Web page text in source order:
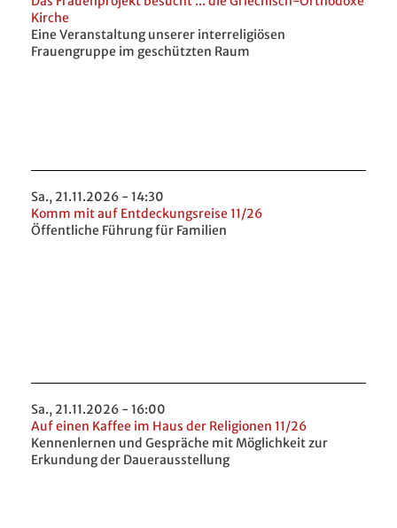
Kirche
Eine Veranstaltung unserer interreligiösen
Frauengruppe im geschützten Raum
Sa., 21.11.2026 - 14:30
Komm mit auf Entdeckungsreise 11/26
Öffentliche Führung für Familien
Sa., 21.11.2026 - 16:00
Auf einen Kaffee im Haus der Religionen 11/26
Kennenlernen und Gespräche mit Möglichkeit zur
Erkundung der Dauerausstellung